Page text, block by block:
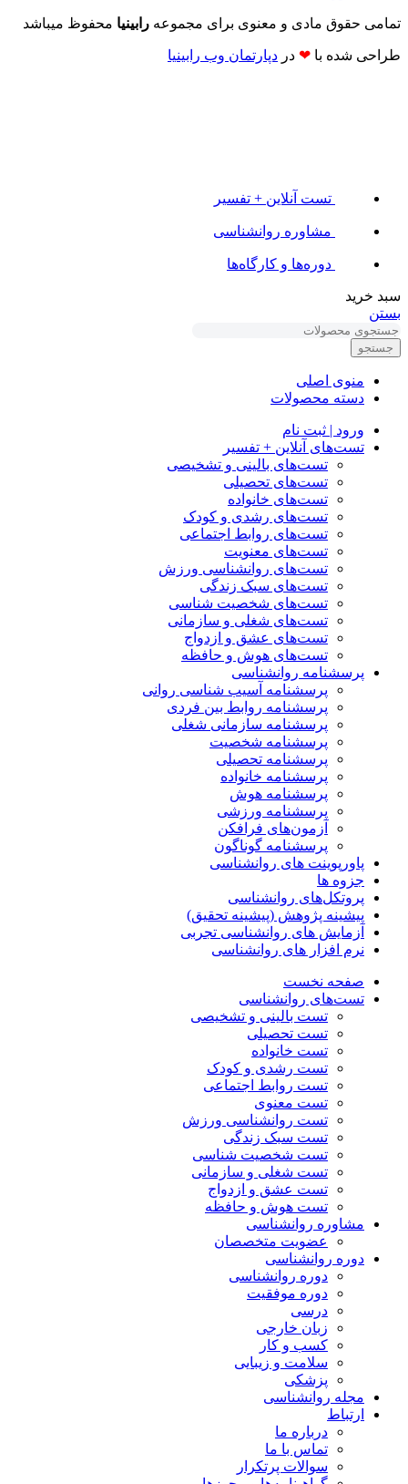
تمامی حقوق مادی و معنوی برای مجموعه رابینیا محفوظ میباشد
طراحی شده با ❤ در دپارتمان وب رابینیا​​
تست آنلاین + تفسیر
مشاوره روانشناسی
دوره‌ها و کارگاه‌ها
سبد خرید
بستن
جستجو
منوی اصلی
دسته محصولات
ورود | ثبت نام
تست‌های آنلاین + تفسیر
تست‌های بالینی و تشخیصی
تست‌های تحصیلی
تست‌های خانواده
تست‌های رشدی و کودک
تست‌های روابط اجتماعی
تست‌های معنویت
تست‌های روانشناسی ورزش
تست‌های سبک زندگی
تست‌های شخصیت شناسی
تست‌های شغلی و سازمانی
تست‌های عشق و ازدواج
تست‌های هوش و حافظه
پرسشنامه روانشناسی
پرسشنامه آسیب شناسی روانی
پرسشنامه روابط بین فردی
پرسشنامه سازمانی شغلی
پرسشنامه شخصیت
پرسشنامه تحصیلی
پرسشنامه خانواده
پرسشنامه هوش
پرسشنامه ورزشی
آزمون‌های فرافکن
پرسشنامه گوناگون
پاورپوینت های روانشناسی
جزوه ها
پروتکل‌های روانشناسی
پیشینه پژوهش (پیشینه تحقیق)
آزمایش های روانشناسی تجربی
نرم افزار های روانشناسی
صفحه نخست
تست‌های روانشناسی
تست بالینی و تشخیصی
تست تحصیلی
تست خانواده
تست رشدی و کودک
تست روابط اجتماعی
تست معنوی
تست روانشناسی ورزش
تست سبک زندگی
تست شخصیت شناسی
تست شغلی و سازمانی
تست عشق و ازدواج
تست هوش و حافظه
مشاوره روانشناسی
عضویت متخصصان
دوره روانشناسی
دوره روانشناسی
دوره موفقیت
درسی
زبان خارجی
کسب و کار
سلامت و زیبایی
پزشکی
مجله روانشناسی
ارتباط
درباره ما
تماس با ما
سوالات پرتکرار